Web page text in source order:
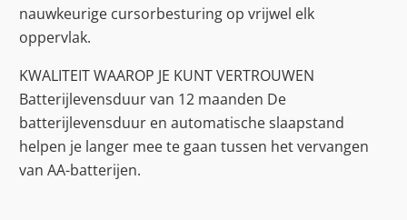
nauwkeurige cursorbesturing op vrijwel elk
oppervlak.
KWALITEIT WAAROP JE KUNT VERTROUWEN
Batterijlevensduur van 12 maanden De
batterijlevensduur en automatische slaapstand
helpen je langer mee te gaan tussen het vervangen
van AA-batterijen.